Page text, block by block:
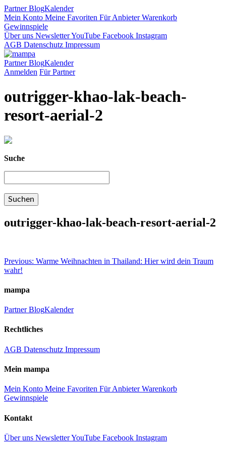
PartnerBlogKalender
Mein Konto Meine Favoriten Für AnbieterWarenkorb
Gewinnspiele
Über uns NewsletterYouTube Facebook Instagram
AGB Datenschutz Impressum
PartnerBlogKalender
Anmelden Für Partner
outrigger-khao-lak-beach-
resort-aerial-2
Suche
outrigger-khao-lak-beach-resort-aerial-2
Beitragsnavigation
Previous: Warme Weihnachten in Thailand: Hier wird dein Traum
wahr!
mampa
PartnerBlogKalender
Rechtliches
AGB Datenschutz Impressum
Mein mampa
Mein Konto Meine Favoriten Für AnbieterWarenkorb
Gewinnspiele
Kontakt
Über uns NewsletterYouTube Facebook Instagram